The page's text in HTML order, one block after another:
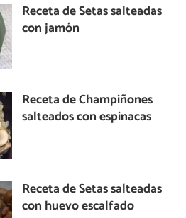
Receta de Setas salteadas
con jamón
Receta de Champiñones
salteados con espinacas
Receta de Setas salteadas
con huevo escalfado